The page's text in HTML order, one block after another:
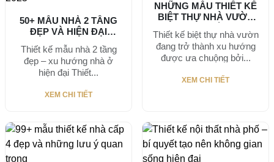
50+ MẪU NHÀ 2 TẦNG
ĐẸP VÀ HIỆN ĐẠI
TRONG...
Thiết kế mẫu nhà 2 tầng
đẹp – xu hướng nhà ở
hiện đại Thiết...
XEM CHI TIẾT
NHỮNG MẪU THIẾT KẾ
BIỆT THỰ NHÀ VƯỜN
Thiết kế biệt thự nhà vườn
đang trở thành xu hướng
được ưa chuộng bởi...
XEM CHI TIẾT